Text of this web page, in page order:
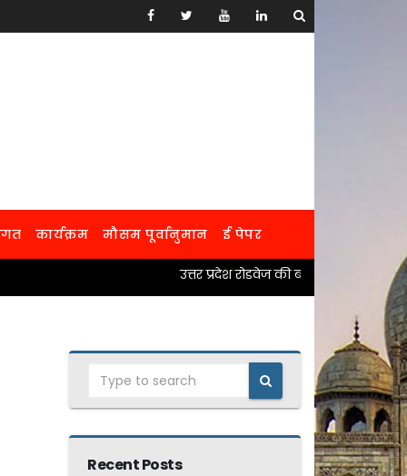
कार्यक्रम मौसम पूर्वानुमान ई पेपर
उत्तर प्रदेश रोडवेज की बसों में 60 वर्ष से अधिक
Recent Posts